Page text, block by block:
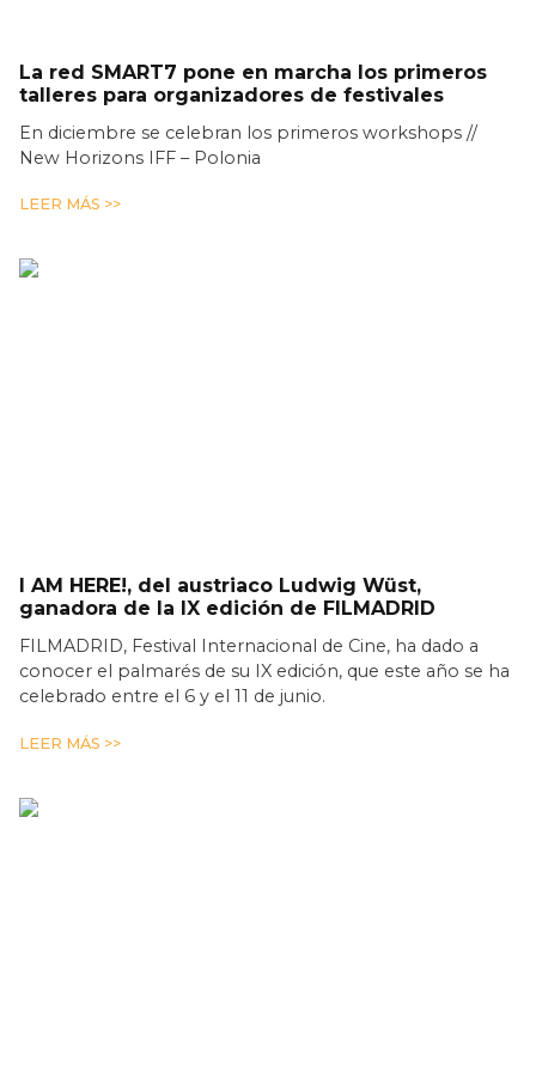
La red SMART7 pone en marcha los primeros
talleres para organizadores de festivales
En diciembre se celebran los primeros workshops //
New Horizons IFF – Polonia
LEER MÁS >>
I AM HERE!, del austriaco Ludwig Wüst,
ganadora de la IX edición de FILMADRID
FILMADRID, Festival Internacional de Cine, ha dado a
conocer el palmarés de su IX edición, que este año se ha
celebrado entre el 6 y el 11 de junio.
LEER MÁS >>